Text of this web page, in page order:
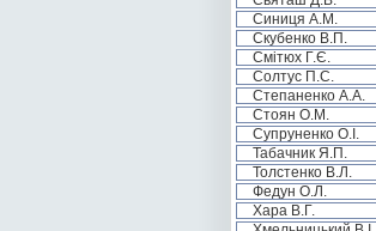
Синиця А.М.
Скубенко В.П.
Смітюх Г.Є.
Солтус П.С.
Степаненко А.А.
Стоян О.М.
Супруненко О.І.
Табачник Я.П.
Толстенко В.Л.
Федун О.Л.
Хара В.Г.